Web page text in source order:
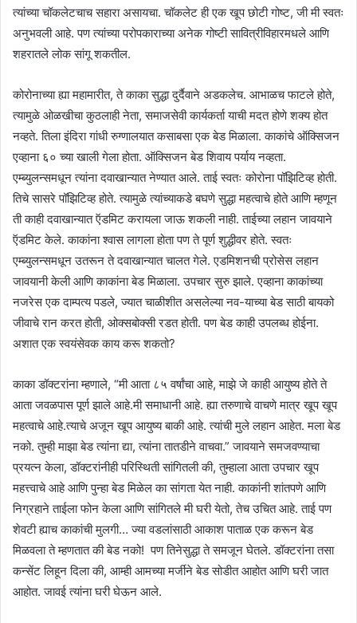
त्यांच्या चॉकलेटचाच सहारा असायचा. चॉकलेट ही एक खूप छोटी गोष्ट, जी मी स्वतः
अनुभवली आहे. पण त्यांच्या परोपकाराच्या अनेक गोष्टी सावित्रीविहारमधले आणि
शहरातले लोक सांगू शकतील.
कोरोनाच्या ह्या महामारीत, ते काका सुद्धा दुर्दैवाने अडकलेच. आभाळच फाटले होते,
त्यामुळे ओळखीचा कुठलाही नेता, समाजसेवी कार्यकर्ता याची मदत होणे शक्य होत
नव्हते. तिला इंदिरा गांधी रुग्णालयात कसाबसा एक बेड मिळाला. काकांचे ऑक्सिजन
एव्हाना ६० च्या खाली गेला होता. ऑक्सिजन बेड शिवाय पर्याय नव्हता.
एम्ब्युलन्समधून त्यांना दवाखान्यात नेण्यात आले. ताई स्वतः कोरोना पॉझिटिव्ह होती.
तिचे सासरे पॉझिटिव्ह होते. त्यामुळे त्यांच्याकडे बघणे सुद्धा महत्वाचे होते आणि म्हणून
ती काही दवाखान्यात ऍडमिट करायला जाऊ शकली नाही. ताईच्या लहान जावयाने
ऍडमिट केले. काकांना श्वास लागला होता पण ते पूर्ण शुद्धीवर होते. स्वतः
एम्ब्युलन्समधून उतरून ते दवाखान्यात चालत गेले. एडमिशनची प्रोसेस लहान
जावयानी केली आणि काकांना बेड मिळाला. उपचार सुरु झाले. एव्हाना काकांच्या
नजरेस एक दाम्पत्य पडले, ज्यात चाळीशीत असलेल्या नव-याच्या बेड साठी बायको
जीवाचे रान करत होती, ओक्सबोक्सी रडत होती. पण बेड काही उपलब्ध होईना.
अशात एक स्वयंसेवक काय करू शकतो?
काका डॉक्टरांना म्हणाले, “मी आता ८५ वर्षांचा आहे, माझे जे काही आयुष्य होते ते
आता जवळपास पूर्ण झाले आहे.मी समाधानी आहे. ह्या तरुणाचे वाचणे मात्र खूप खूप
महत्वाचे आहे.त्याचे अजून खूप आयुष्य बाकी आहे. त्यांची मुले लहान आहेत. मला बेड
नको. तुम्ही माझा बेड त्यांना द्या, त्यांना तातडीने वाचवा.” जावयाने समजवण्याचा
प्रयत्न केला, डॉक्टरांनीही परिस्थिती सांगितली की, तुम्हाला आता उपचार खूप
महत्त्वाचे आहे आणि पुन्हा बेड मिळेल का सांगता येत नाही. काकांनी शांतपणे आणि
निग्रहाने ताईला फोन केला आणि सांगितले मी घरी येतो, तेच उचित आहे. ताई पण
शेवटी ह्याच काकांची मुलगी… ज्या वडलांसाठी आकाश पाताळ एक करून बेड
मिळवला ते म्हणतात की बेड नको! पण तिनेसुद्धा ते समजून घेतले. डॉक्टरांना तसा
कन्सेंट लिहून दिला की, आम्ही आमच्या मर्जीने बेड सोडीत आहोत आणि घरी जात
आहोत. जावई त्यांना घरी घेऊन आले.